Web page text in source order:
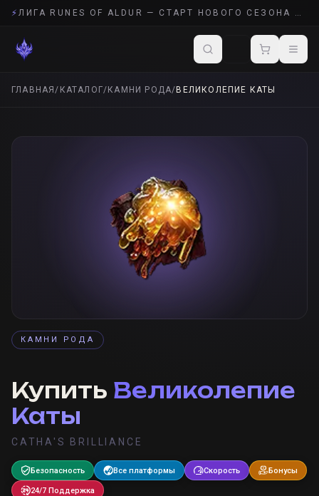
⚡ ЛИГА RUNES OF ALDUR — СТАРТ НОВОГО СЕЗОНА POE 2
ГЛАВНАЯ/ КАТАЛОГ/ КАМНИ РОДА/ ВЕЛИКОЛЕПИЕ КАТЫ
КАМНИ РОДА
Купить Великолепие
Каты
CATHA'S BRILLIANCE
Безопасность Все платформы Скорость Бонусы
24/7 Поддержка